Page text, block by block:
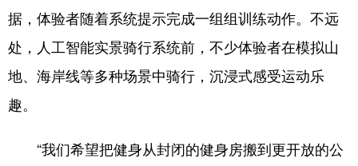
据，体验者随着系统提示完成一组组训练动作。不远
处，人工智能实景骑行系统前，不少体验者在模拟山
地、海岸线等多种场景中骑行，沉浸式感受运动乐
趣。
“我们希望把健身从封闭的健身房搬到更开放的公